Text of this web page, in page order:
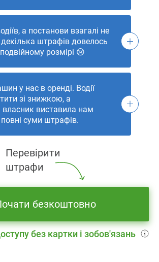
а постанови взагалі не
штрафів довелось
розмірі 😢
у нас в оренді. Водії
зі знижкою, а
власник виставила нам
суми штрафів.
Перевірити
штрафи
безкоштовно
без картки і зобов'язань